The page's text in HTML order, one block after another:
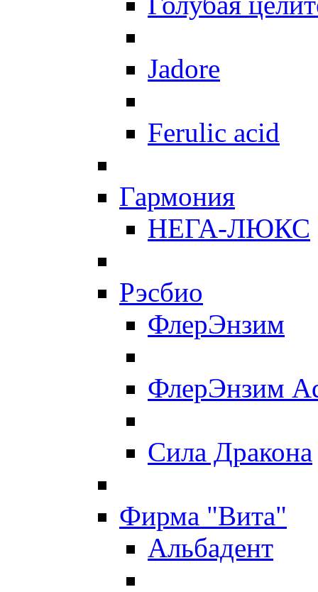
Jadore
Ferulic acid
Гармония
НЕГА-ЛЮКС
Рэсбио
ФлерЭнзим
ФлерЭнзим
Сила Дракона
Фирма "Вита"
Альбадент